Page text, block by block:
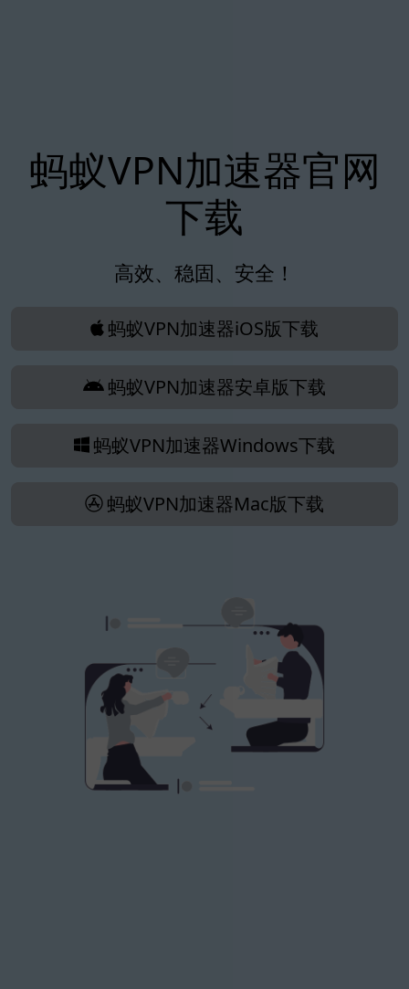
蚂蚁VPN加速器官网
下载
高效、稳固、安全！
蚂蚁VPN加速器iOS版下载
蚂蚁VPN加速器安卓版下载
蚂蚁VPN加速器Windows下载
蚂蚁VPN加速器Mac版下载